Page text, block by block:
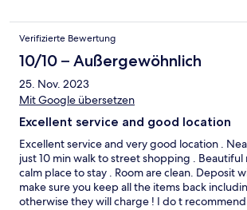
Verifizierte Bewertung
10/10 – Außergewöhnlich
25. Nov. 2023
Mit Google übersetzen
Excellent service and good location
Excellent service and very good location .
just 10 min walk to street shopping . Beautiful
calm place to stay . Room are clean. Deposit
make sure you keep all the items back
otherwise they will charge ! I do t